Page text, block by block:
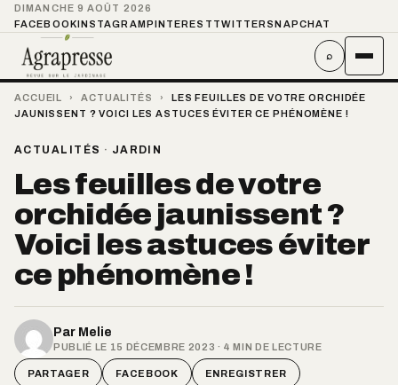
DIMANCHE 9 AOÛT 2026
FACEBOOKINSTAGRAMPINTEREST TWITTER SNAPCHAT
⌕
ACCUEIL › ACTUALITÉS ›
LES FEUILLES DE VOTRE ORCHIDÉE
JAUNISSENT ? VOICI LES ASTUCES ÉVITER CE PHÉNOMÈNE !
ACTUALITÉS · JARDIN
Les feuilles de votre
orchidée jaunissent ?
Voici les astuces éviter
ce phénomène !
Par Melie
PUBLIÉ LE 15 DÉCEMBRE 2023 · 4 MIN DE LECTURE
PARTAGER FACEBOOK ENREGISTRER